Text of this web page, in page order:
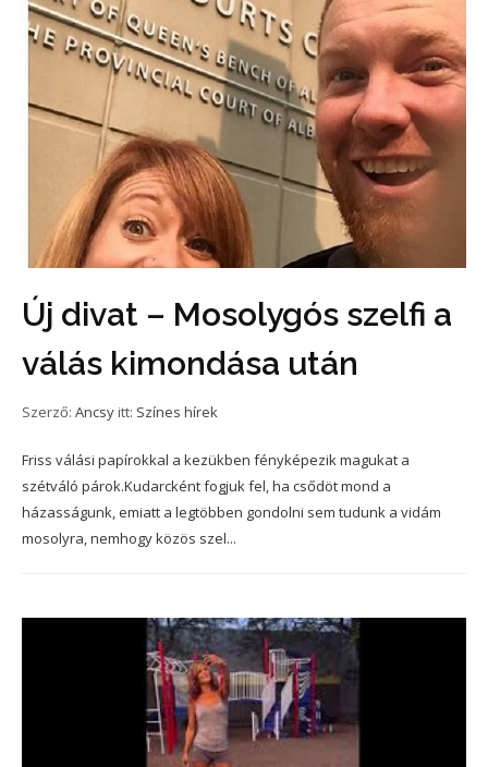
Új divat – Mosolygós szelfi a
válás kimondása után
Szerző: Ancsy itt: Színes hírek
Friss válási papírokkal a kezükben fényképezik magukat a
szétváló párok.Kudarcként fogjuk fel, ha csődöt mond a
házasságunk, emiatt a legtöbben gondolni sem tudunk a vidám
mosolyra, nemhogy közös szel...